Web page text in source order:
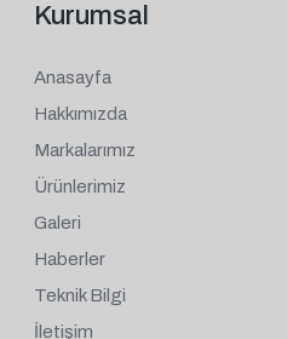
Kurumsal
Anasayfa
Hakkımızda
Markalarımız
Ürünlerimiz
Galeri
Haberler
Teknik Bilgi
İletişim